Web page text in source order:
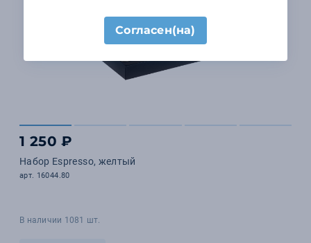
1 250 ₽
Набор Espresso, желтый
арт. 16044.80
В наличии 1081 шт.
Согласен(на)